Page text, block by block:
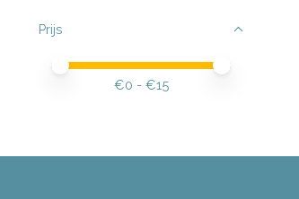
Prijs
Minimale prijswaarde
Price maximum value
€0 - €15